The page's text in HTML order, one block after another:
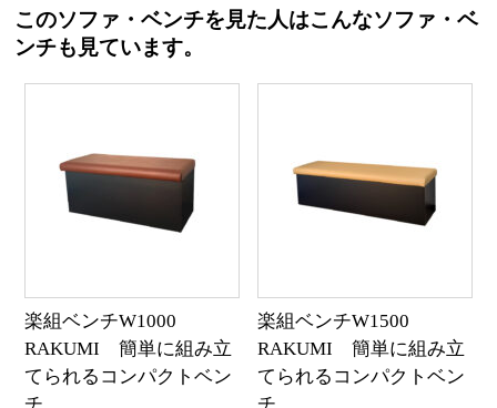
このソファ・ベンチを見た人はこんなソファ・ベ
ンチも見ています。
楽組ベンチW1000
RAKUMI 簡単に組み立
てられるコンパクトベン
楽組ベンチW1500
RAKUMI 簡単に組み立
てられるコンパクトベン